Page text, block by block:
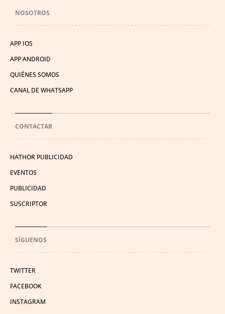
NOSOTROS
APP IOS
APP ANDROID
QUIÉNES SOMOS
CANAL DE WHATSAPP
CONTACTAR
HATHOR PUBLICIDAD
EVENTOS
PUBLICIDAD
SUSCRIPTOR
SÍGUENOS
TWITTER
FACEBOOK
INSTAGRAM